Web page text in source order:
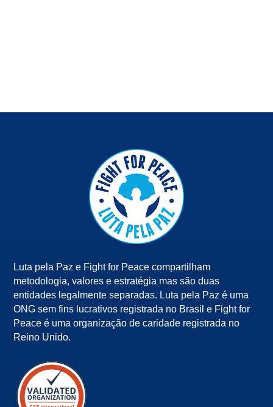
Luta pela Paz e Fight for Peace compartilham
metodologia, valores e estratégia mas são duas
entidades legalmente separadas. Luta pela Paz é uma
ONG sem fins lucrativos registrada no Brasil e Fight for
Peace é uma organização de caridade registrada no
Reino Unido.